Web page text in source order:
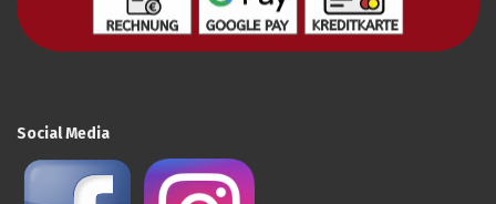
Social Media